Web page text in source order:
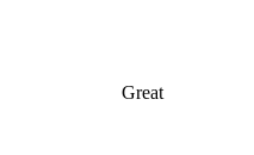
Great